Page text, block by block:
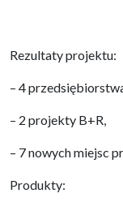
Rezultaty projektu:
– 4
– 2 projekty B+R,
– 7 nowych miejsc
Produkty: